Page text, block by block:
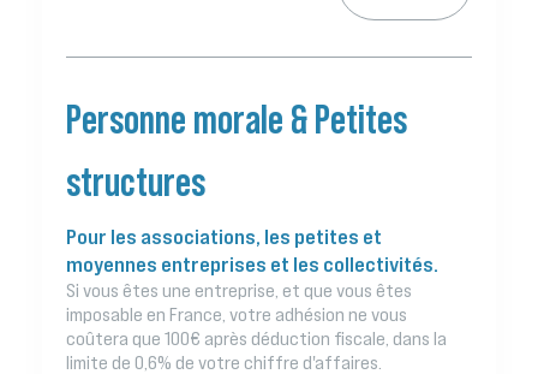
Personne morale & Petites
structures
Pour les associations, les petites et
moyennes entreprises et les collectivités.
Si vous êtes une entreprise, et que vous êtes
imposable en France, votre adhésion ne vous
coûtera que 100€ après déduction fiscale, dans la
limite de 0,6% de votre chiffre d'affaires.